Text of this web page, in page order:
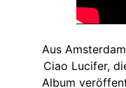
Aus
Ciao Lucifer,
Album